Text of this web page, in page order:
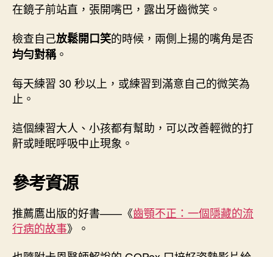
在鏡子前站直，張開嘴巴，露出牙齒微笑。
檢查自己放鬆開口笑的時候，兩側上揚的嘴角是否
均勻對稱。
每天練習 30 秒以上，或練習到滿意自己的微笑為
止。
這個練習大人、小孩都有幫助，可以改善輕微的打
鼾或睡眠呼吸中止現象。
參考資源
推薦鷹出版的好書——《齒顎不正：一個隱藏的流
行病的故事》。